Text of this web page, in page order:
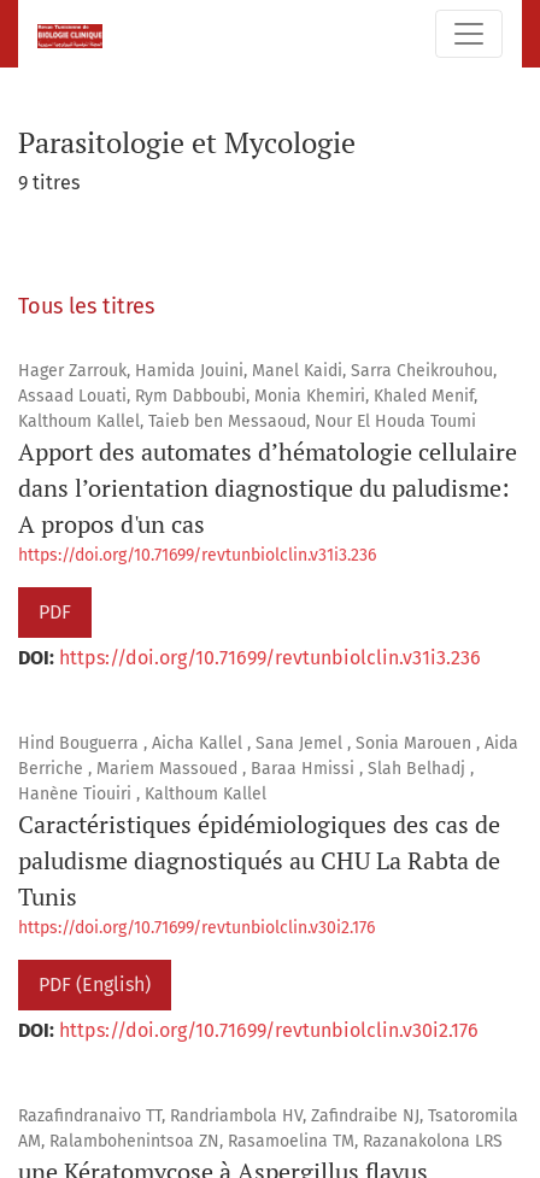
Parasitologie et Mycologie
9 titres
Tous les titres
Hager Zarrouk, Hamida Jouini, Manel Kaidi, Sarra Cheikrouhou,
Assaad Louati, Rym Dabboubi, Monia Khemiri, Khaled Menif,
Kalthoum Kallel, Taieb ben Messaoud, Nour El Houda Toumi
Apport des automates d’hématologie cellulaire
dans l’orientation diagnostique du paludisme:
A propos d'un cas
https://doi.org/10.71699/revtunbiolclin.v31i3.236
PDF
DOI: https://doi.org/10.71699/revtunbiolclin.v31i3.236
Hind Bouguerra , Aicha Kallel , Sana Jemel , Sonia Marouen , Aida
Berriche , Mariem Massoued , Baraa Hmissi , Slah Belhadj ,
Hanène Tiouiri , Kalthoum Kallel
Caractéristiques épidémiologiques des cas de
paludisme diagnostiqués au CHU La Rabta de
Tunis
https://doi.org/10.71699/revtunbiolclin.v30i2.176
PDF (English)
DOI: https://doi.org/10.71699/revtunbiolclin.v30i2.176
Razafindranaivo TT, Randriambola HV, Zafindraibe NJ, Tsatoromila
AM, Ralambohenintsoa ZN, Rasamoelina TM, Razanakolona LRS
une Kératomycose à Aspergillus flavus